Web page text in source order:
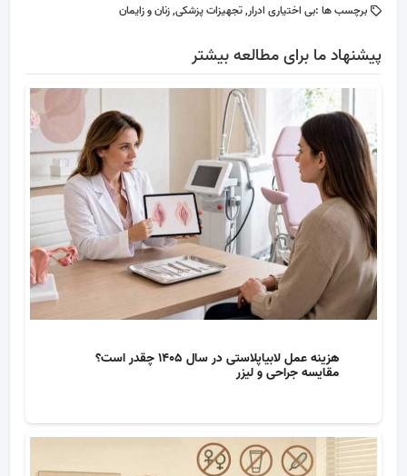
برچسب ها :بی اختیاری ادرار,تجهیزات پزشکی,زنان و زایمان
پیشنهاد ما برای مطالعه بیشتر
هزینه عمل لابیاپلاستی در سال 1405 چقدر است؟
مقایسه جراحی و لیزر